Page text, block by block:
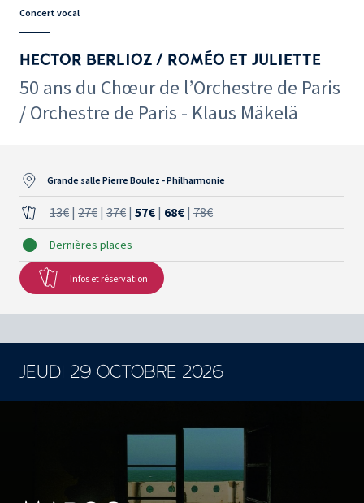
Concert vocal
HECTOR BERLIOZ / ROMÉO ET JULIETTE
50 ans du Chœur de l’Orchestre de Paris
/ Orchestre de Paris - Klaus Mäkelä
Grande salle Pierre Boulez - Philharmonie
13€ | 27€ | 37€ | 57€ | 68€ | 78€
Dernières places
Infos et réservation
JEUDI 29 OCTOBRE 2026